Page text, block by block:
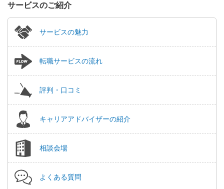
サービスのご紹介
サービスの魅力
転職サービスの流れ
評判・口コミ
キャリアアドバイザーの紹介
相談会場
よくある質問